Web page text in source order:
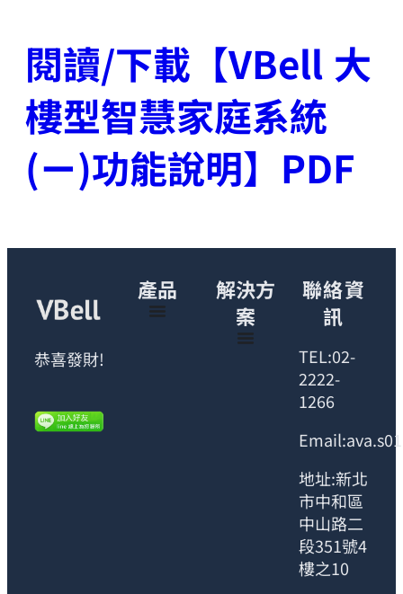
閱讀/下載【VBell 大
樓型智慧家庭系統
(ㄧ)功能說明】PDF
恭喜發財!
產品
解決方
案
聯絡資
訊
TEL:02-
2222-
1266
地址:新北
市中和區
中山路二
段351號4
樓之10